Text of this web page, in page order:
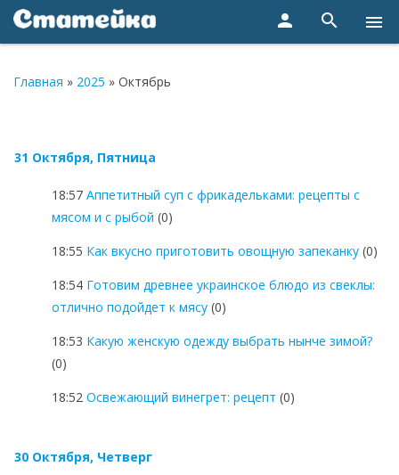
person search menu
Главная » 2025 » Октябрь
31 Октября, Пятница
18:57 Аппетитный суп с фрикадельками: рецепты с
мясом и с рыбой (0)
18:55 Как вкусно приготовить овощную запеканку (0)
18:54 Готовим древнее украинское блюдо из свеклы:
отлично подойдет к мясу (0)
18:53 Какую женскую одежду выбрать нынче зимой?
(0)
18:52 Освежающий винегрет: рецепт (0)
30 Октября, Четверг